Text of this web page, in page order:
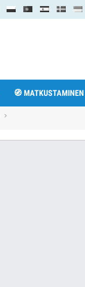
🧭 MATKUSTAMINEN